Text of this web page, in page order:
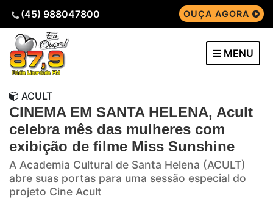
(45) 988047800 OUÇA AGORA
MENU
ACULT
CINEMA EM SANTA HELENA, Acult
celebra mês das mulheres com
exibição de filme Miss Sunshine
A Academia Cultural de Santa Helena (ACULT)
abre suas portas para uma sessão especial do
projeto Cine Acult